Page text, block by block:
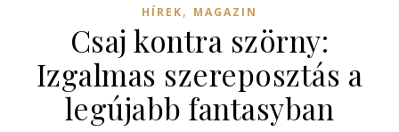
HÍREK, MAGAZIN
Csaj kontra szörny:
Izgalmas szereposztás a
legújabb fantasyban